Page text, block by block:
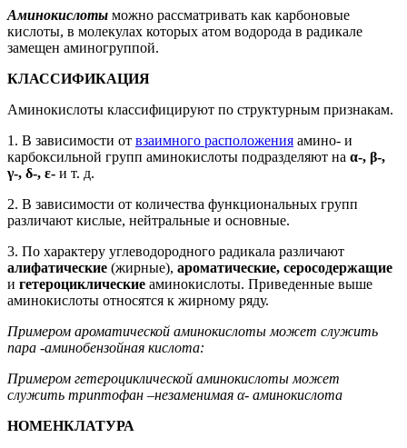
Аминокислоты можно рассматривать как карбоновые
кислоты, в молекулах которых атом водорода в радикале
замещен аминогруппой.
КЛАССИФИКАЦИЯ
Аминокислоты классифицируют по структурным признакам.
1. В зависимости от взаимного расположения амино- и
карбоксильной групп аминокислоты подразделяют на α-, β-,
γ-, δ-, ε- и т. д.
2. В зависимости от количества функциональных групп
различают кислые, нейтральные и основные.
3. По характеру углеводородного радикала различают
алифатические (жирные), ароматические, серосодержащие
и гетероциклические аминокислоты. Приведенные выше
аминокислоты относятся к жирному ряду.
Примером ароматической аминокислоты может служить
пара -аминобензойная кислота:
Примером гетероциклической аминокислоты может
служить триптофан –незаменимая α- аминокислота
НОМЕНКЛАТУРА